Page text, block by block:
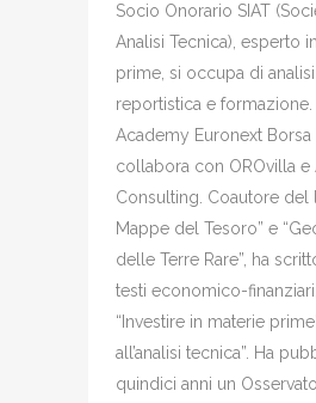
Socio Onorario SIAT
Analisi Tecnica), esperto
prime, si occupa di
reportistica e
Academy Euronext Borsa
collabora con OROvilla e
Consulting. Coautore del
Mappe del Tesoro” e
delle Terre Rare”, ha
testi economico-
“Investire in materie
all’analisi tecnica”. Ha
quindici anni un